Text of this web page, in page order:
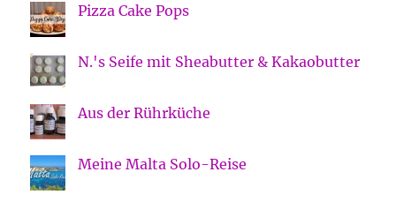
Pizza Cake Pops
N.'s Seife mit Sheabutter & Kakaobutter
Aus der Rührküche
Meine Malta Solo-Reise